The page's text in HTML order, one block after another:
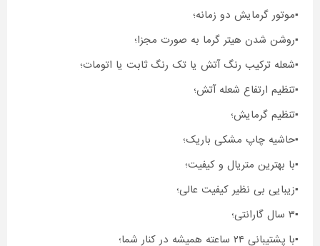
▪️موتور گرمایش دو زمانه؛
▪️روشن شدن هیتر گرما به صورت مجزا؛
▪️شعله ترکیب رنگ آتش یا تک رنگ ثابت یا اتومات؛
▪️تنظیم ارتفاع شعله آتش؛
▪️تنظیم گرمایش؛
▪️حاشیه چاپ مشکی باریک؛
▪️با بهترین متریال و کیفیت؛
▪️زیبایی بی نظیر کیفیت عالی؛
▪️۳ سال گارانتی؛
▪️با پشتیبانی ۲۴ ساعته همیشه در کنار شما؛